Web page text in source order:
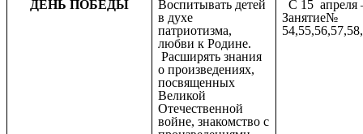
ДЕНЬ ПОБЕДЫ
Воспитывать детей
в духе
патриотизма,
любви к Родине.
Расширять знания
о произведениях,
посвященных
Великой
Отечественной
войне, знакомство с
С 15 апреля
Занятие№